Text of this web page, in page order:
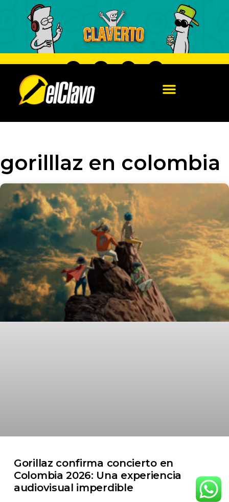
gorilllaz en colombia
Gorillaz confirma concierto en
Colombia 2026: Una experiencia
audiovisual imperdible